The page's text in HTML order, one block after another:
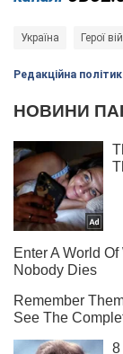
Україна Герої
Редакційна